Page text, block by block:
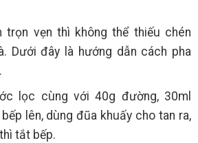
vẹn thì không thể thiếu chén
Dưới đây là hướng dẫn cách pha
lọc cùng với 40g đường, 30ml
lên, dùng đũa khuấy cho tan ra,
tắt bếp.